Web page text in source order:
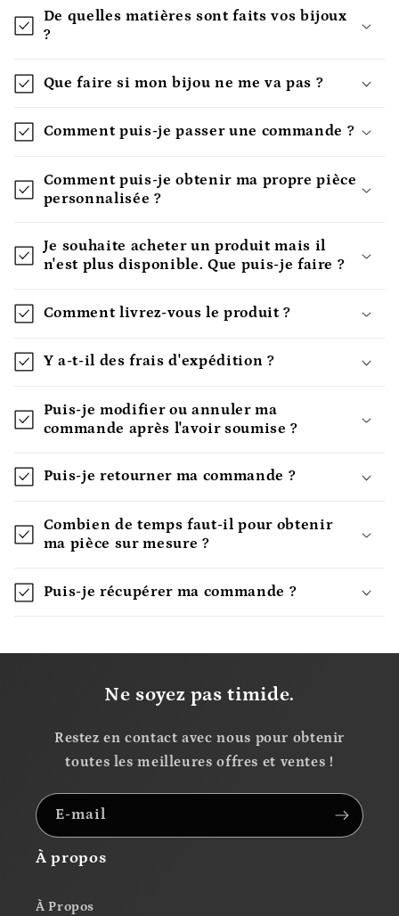
De quelles matières sont faits vos bijoux
?
Que faire si mon bijou ne me va pas ?
Comment puis-je passer une commande ?
Comment puis-je obtenir ma propre pièce
personnalisée ?
Je souhaite acheter un produit mais il
n'est plus disponible. Que puis-je faire ?
Comment livrez-vous le produit ?
Y a-t-il des frais d'expédition ?
Puis-je modifier ou annuler ma
commande après l'avoir soumise ?
Puis-je retourner ma commande ?
Combien de temps faut-il pour obtenir
ma pièce sur mesure ?
Puis-je récupérer ma commande ?
Ne soyez pas timide.
Restez en contact avec nous pour obtenir
toutes les meilleures offres et ventes !
E-mail
À propos
À Propos